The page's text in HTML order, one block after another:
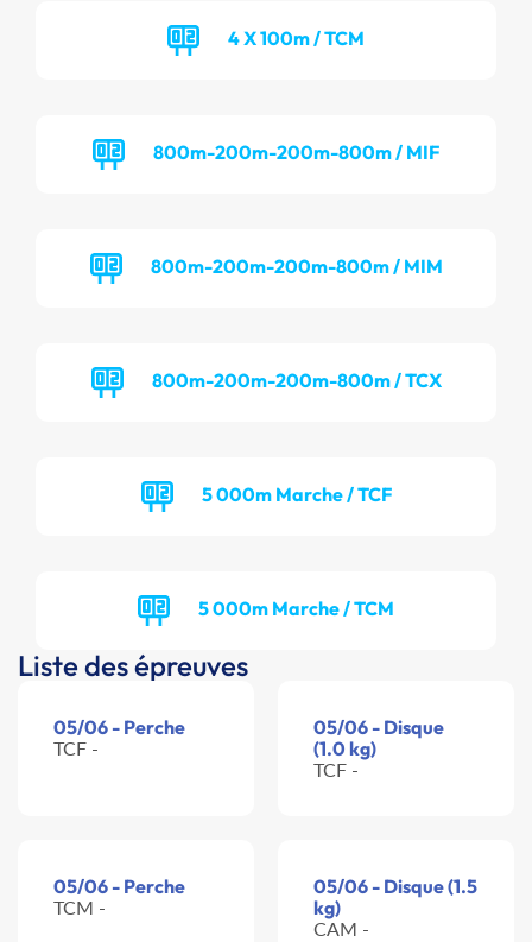
4 X 100m / TCM
800m-200m-200m-800m / MIF
800m-200m-200m-800m / MIM
800m-200m-200m-800m / TCX
5 000m Marche / TCF
5 000m Marche / TCM
Liste des épreuves
05/06 - Perche
TCF -
05/06 - Disque
(1.0 kg)
TCF -
05/06 - Perche
TCM -
05/06 - Disque (1.5
kg)
CAM -